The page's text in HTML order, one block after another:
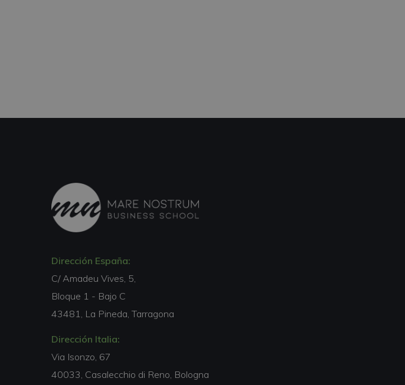
Dirección España:
C/ Amadeu Vives, 5,
Bloque 1 - Bajo C
43481, La Pineda, Tarragona
Dirección Italia:
Via Isonzo, 67
40033, Casalecchio di Reno, Bologna